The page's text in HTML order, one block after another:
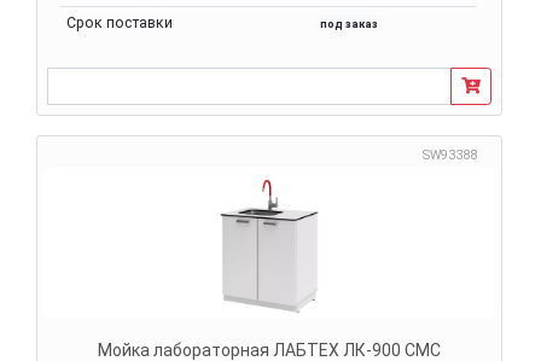
Срок поставки
под заказ
SW93388
Мойка лабораторная ЛАБТЕХ ЛК-900 СМС